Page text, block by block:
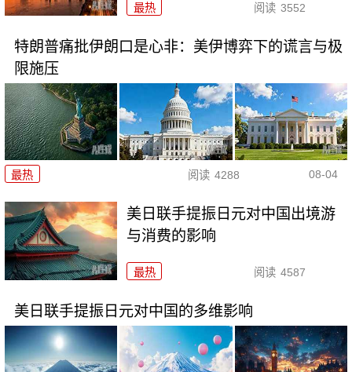
最热 阅读 3552
特朗普痛批伊朗口是心非：美伊博弈下的谎言与极
限施压
最热 阅读 4288 08-04
美日联手提振日元对中国出境游
与消费的影响
最热 阅读 4587
美日联手提振日元对中国的多维影响